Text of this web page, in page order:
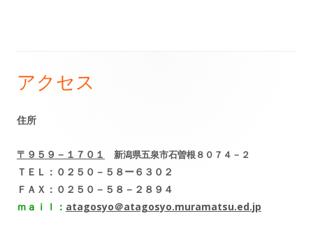
ゲ
ー
シ
ョ
ン
メ
イ
サ
イ
アクセス
住所
〒９５９－１７０１ 新潟県五泉市石曽根８０７４－２
ＴＥＬ：０２５０－５８ー６３０２
ＦＡＸ：０２５０－５８－２８９４
ｍａｉｌ： atagosyo＠atagosyo.muramatsu.ed.jp